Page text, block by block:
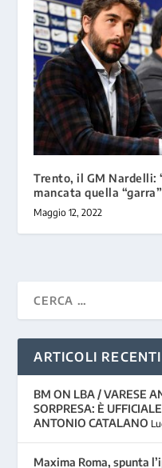
Trento, il GM Nardelli:
mancata quella
Maggio 12, 2022
ARTICOLI RECENTI
BM ON LBA / VARESE
SORPRESA: È
ANTONIO CATALANO
Maxima Roma, spunta